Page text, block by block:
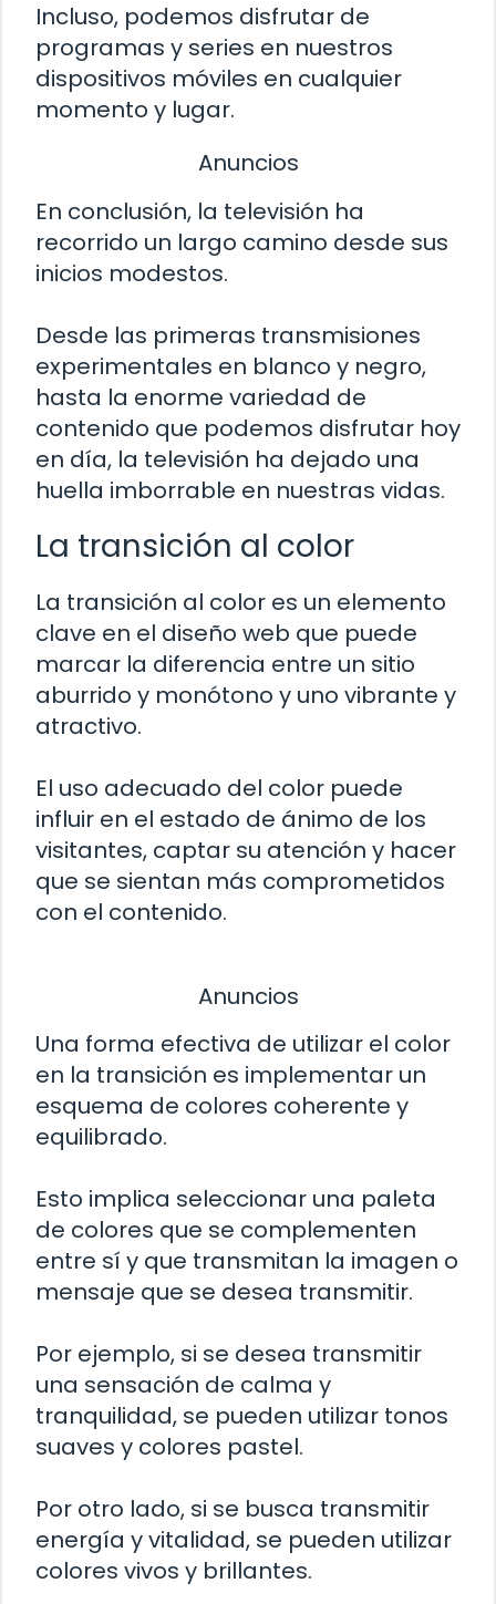
Incluso, podemos disfrutar de
programas y series en nuestros
dispositivos móviles en cualquier
momento y lugar.
Anuncios
En conclusión, la televisión ha
recorrido un largo camino desde sus
inicios modestos.
Desde las primeras transmisiones
experimentales en blanco y negro,
hasta la enorme variedad de
contenido que podemos disfrutar hoy
en día, la televisión ha dejado una
huella imborrable en nuestras vidas.
La transición al color
La transición al color es un elemento
clave en el diseño web que puede
marcar la diferencia entre un sitio
aburrido y monótono y uno vibrante y
atractivo.
El uso adecuado del color puede
influir en el estado de ánimo de los
visitantes, captar su atención y hacer
que se sientan más comprometidos
con el contenido.
Anuncios
Una forma efectiva de utilizar el color
en la transición es implementar un
esquema de colores coherente y
equilibrado.
Esto implica seleccionar una paleta
de colores que se complementen
entre sí y que transmitan la imagen o
mensaje que se desea transmitir.
Por ejemplo, si se desea transmitir
una sensación de calma y
tranquilidad, se pueden utilizar tonos
suaves y colores pastel.
Por otro lado, si se busca transmitir
energía y vitalidad, se pueden utilizar
colores vivos y brillantes.